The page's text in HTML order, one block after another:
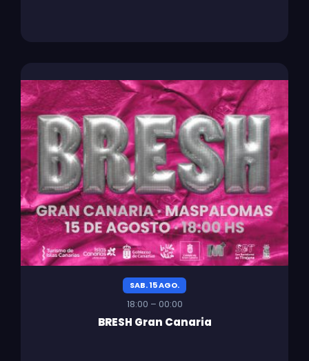
SAB. 15 AGO.
18:00 – 00:00
BRESH Gran Canaria